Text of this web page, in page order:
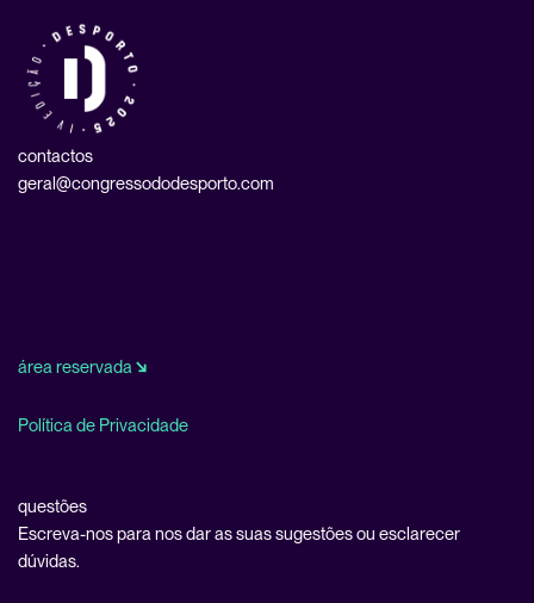
contactos
geral@congressododesporto.com
área reservada↘
Política de Privacidade
questões
Escreva-nos para nos dar as suas sugestões ou esclarecer
dúvidas.